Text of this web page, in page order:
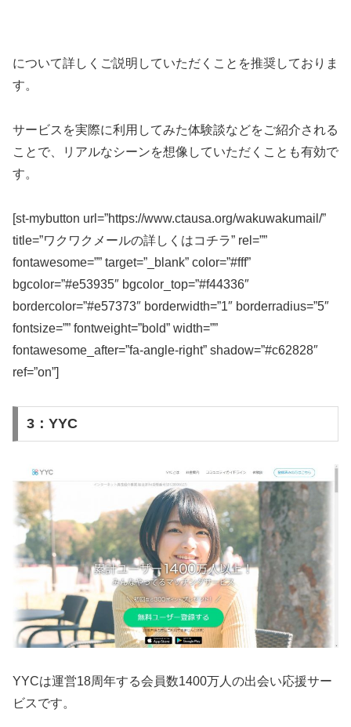
について詳しくご説明していただくことを推奨しておりま
す。
サービスを実際に利用してみた体験談などをご紹介される
ことで、リアルなシーンを想像していただくことも有効で
す。
[st-mybutton url=”https://www.ctausa.org/wakuwakumail/”
title=”ワクワクメールの詳しくはコチラ” rel=””
fontawesome=”” target=”_blank” color=”#fff”
bgcolor=”#e53935″ bgcolor_top=”#f44336″
bordercolor=”#e57373″ borderwidth=”1″ borderradius=”5″
fontsize=”” fontweight=”bold” width=””
fontawesome_after=”fa-angle-right” shadow=”#c62828″
ref=”on”]
3：YYC
YYCは運営18周年する会員数1400万人の出会い応援サー
ビスです。